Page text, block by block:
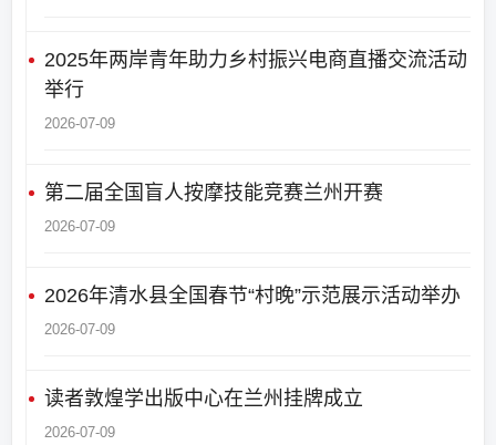
2025年两岸青年助力乡村振兴电商直播交流活动
举行
2026-07-09
第二届全国盲人按摩技能竞赛兰州开赛
2026-07-09
2026年清水县全国春节“村晚”示范展示活动举办
2026-07-09
读者敦煌学出版中心在兰州挂牌成立
2026-07-09